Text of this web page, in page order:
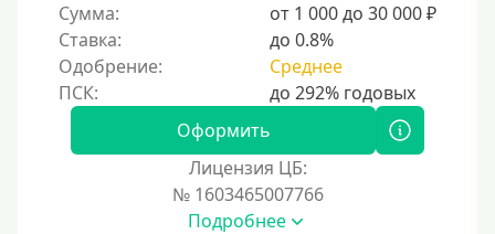
С 22 лет
С 23 лет
С 25 лет
Категории заемщиков
Несовершеннолетним
Сумма:
от 1 000 до 30 000 ₽
Ставка:
до 0.8%
Одобрение:
Среднее
Оформить
Лицензия ЦБ:
№ 1603465007766
Подробнее